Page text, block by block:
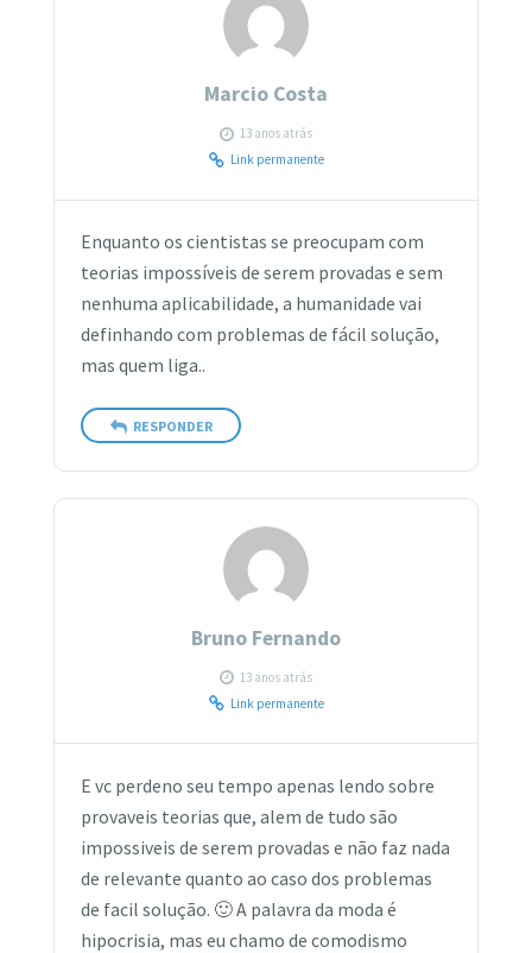
Marcio Costa
13 anos atrás
Link permanente
Enquanto os cientistas se preocupam com
teorias impossíveis de serem provadas e sem
nenhuma aplicabilidade, a humanidade vai
definhando com problemas de fácil solução,
mas quem liga..
RESPONDER
Bruno Fernando
13 anos atrás
Link permanente
E vc perdeno seu tempo apenas lendo sobre
provaveis teorias que, alem de tudo são
impossiveis de serem provadas e não faz nada
de relevante quanto ao caso dos problemas
de facil solução. 🙂 A palavra da moda é
hipocrisia, mas eu chamo de comodismo